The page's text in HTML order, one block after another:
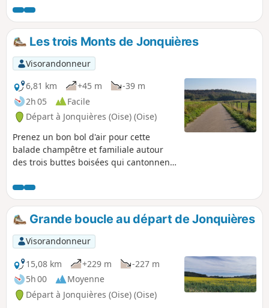
Les trois Monts de Jonquières
Visorandonneur
6,81 km
+45 m
-39 m
2h 05
Facile
Départ à Jonquières (Oise) (Oise)
Prenez un bon bol d'air pour cette
balade champêtre et familiale autour
des trois buttes boisées qui cantonnent
et le Mont d'Huette.
Grande boucle au départ de Jonquières
Visorandonneur
15,08 km
+229 m
-227 m
5h 00
Moyenne
Départ à Jonquières (Oise) (Oise)